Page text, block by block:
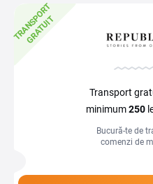
T
R
A
N
S
P
O
R
T
G
R
A
T
U
I
T
Transport
minimum250
Bucură-te de
comenzi de